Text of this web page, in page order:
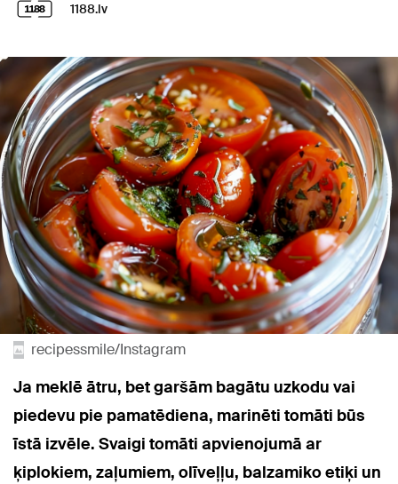
1188.lv
recipessmile/Instagram
Ja meklē ātru, bet garšām bagātu uzkodu vai
piedevu pie pamatēdiena, marinēti tomāti būs
īstā izvēle. Svaigi tomāti apvienojumā ar
ķiplokiem, zaļumiem, olīveļļu, balzamiko etiķi un